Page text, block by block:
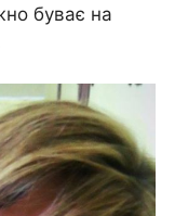
буває на